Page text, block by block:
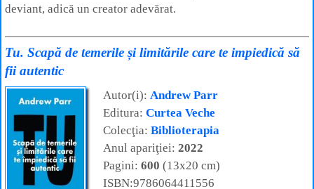
deviant, adică un creator adevărat.
Tu. Scapă de temerile și limitările care te impiedică să
fii autentic
Autor(i): Andrew Parr
Editura: Curtea Veche
Colecţia: Biblioterapia
Anul apariţiei: 2022
Pagini: 600 (13x20 cm)
ISBN:9786064411556